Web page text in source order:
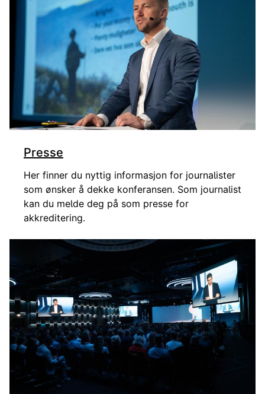
Presse
Her finner du nyttig informasjon for journalister
som ønsker å dekke konferansen. Som journalist
kan du melde deg på som presse for
akkreditering.